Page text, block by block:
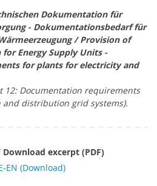
Dokumentation für
- Dokumentationsbedarf für
/ Provision of
Energy Supply Units -
for plants for electricity and
12: Documentation requirements
distribution grid systems).
excerpt (PDF)
EN (Download)